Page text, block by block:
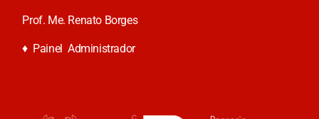
Prof. Me. Renato Borges
♦ Painel Administrador